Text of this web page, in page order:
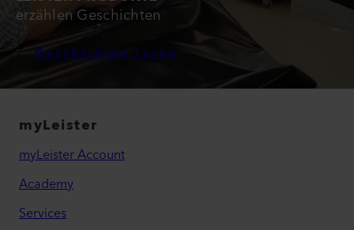
erzählen Geschichten
Geschichten lesen
myLeister
myLeister Account
Academy
Services